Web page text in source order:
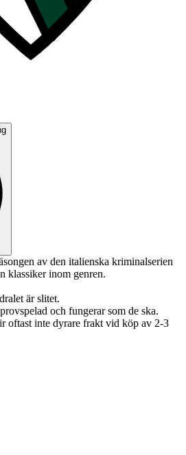
av den italienska kriminalserien
klassiker inom genren.
är slitet.
och fungerar som de ska.
oftast inte dyrare frakt vid köp av 2-3